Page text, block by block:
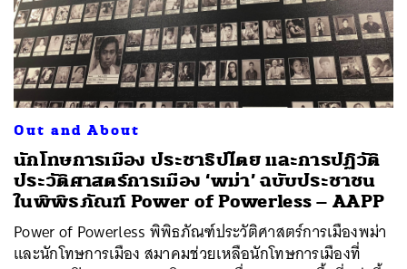
Out and About
นักโทษการเมือง ประชาธิปไตย และการปฏิวัติ
ประวัติศาสตร์การเมือง ‘พม่า’ ฉบับประชาชน
ในพิพิธภัณฑ์ Power of Powerless – AAPP
Power of Powerless พิพิธภัณฑ์ประวัติศาสตร์การเมืองพม่า
และนักโทษการเมือง สมาคมช่วยเหลือนักโทษการเมืองที่